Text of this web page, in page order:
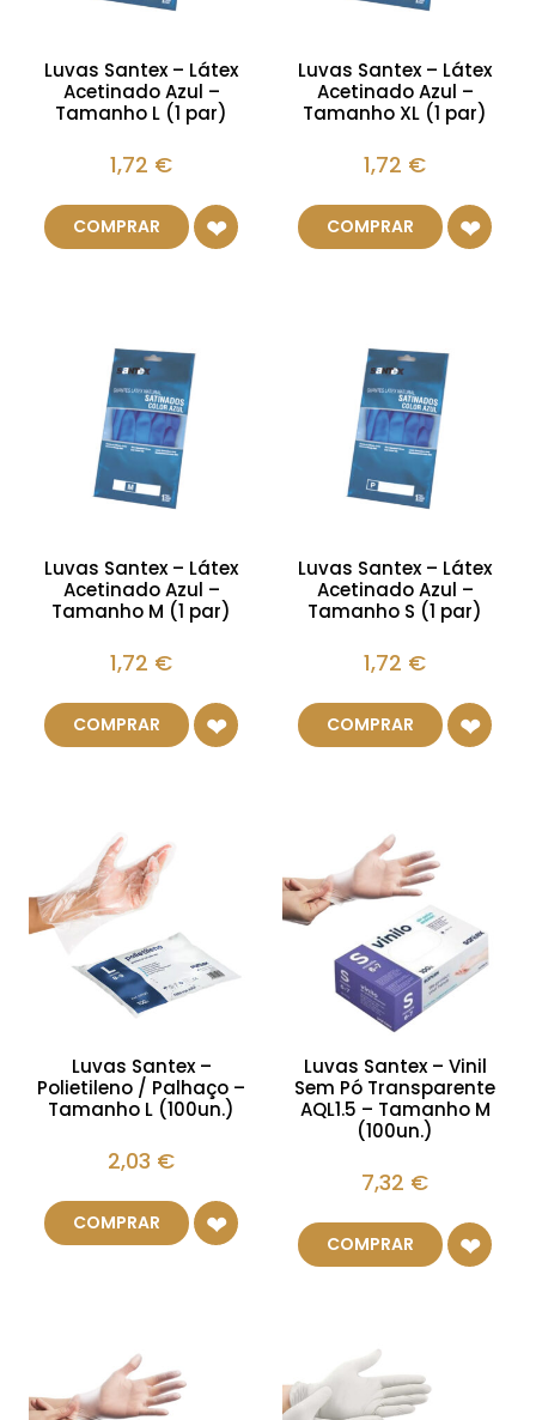
Luvas Santex – Látex
Acetinado Azul –
Tamanho L (1 par)
1,72 €
COMPRAR
Luvas Santex – Látex
Acetinado Azul –
Tamanho XL (1 par)
1,72 €
COMPRAR
Luvas Santex – Látex
Acetinado Azul –
Tamanho M (1 par)
1,72 €
COMPRAR
Luvas Santex – Látex
Acetinado Azul –
Tamanho S (1 par)
1,72 €
COMPRAR
Luvas Santex –
Polietileno / Palhaço –
Tamanho L (100un.)
2,03 €
COMPRAR
Luvas Santex – Vinil
Sem Pó Transparente
AQL1.5 – Tamanho M
(100un.)
7,32 €
COMPRAR